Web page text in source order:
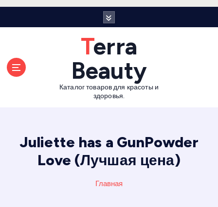
Terra
Beauty
Каталог товаров для красоты и
здоровья.
Juliette has a GunPowder
Love (Лучшая цена)
Главная